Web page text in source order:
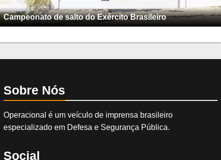
Campeonato de salto do Exército Brasileiro
Sobre Nós
Operacional é um veículo de imprensa brasileiro
especializado em Defesa e Segurança Pública.
Social